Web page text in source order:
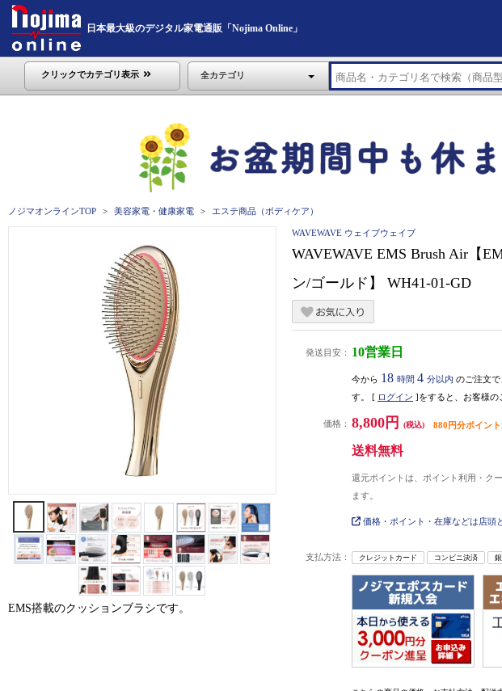
日本最大級のデジタル家電通販「Nojima Online」
クリックでカテゴリ表示 全カテゴリ
ノジマオンラインTOP 美容家電・健康家電 エステ商品（ボディケア）
EMS搭載のクッションブラシです。
WAVEWAVE ウェイブウェイブ
WAVEWAVE EMS Brush Air【
ン/ゴールド】 WH41-01-GD
発送目安： 10営業日
今から 18 時間 4 分以内 のご注文
す。 [ ログイン ]をすると、お客様の
価格： 8,800円 (税込) 880円分ポイン
送料無料
還元ポイントは、ポイント利用・ク
ます。
価格・ポイント・在庫などは店頭
支払方法： クレジットカード コンビニ決済